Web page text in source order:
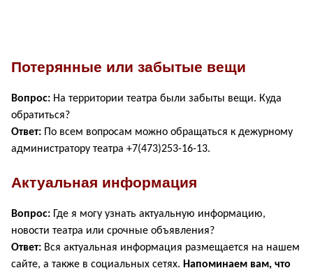
Потерянные или забытые вещи
Вопрос: На территории театра были забыты вещи. Куда
обратиться?
Ответ: По всем вопросам можно обращаться к дежурному
администратору театра +7(473)253-16-13.
Актуальная информация
Вопрос: Где я могу узнать актуальную информацию,
новости театра или срочные объявления?
Ответ: Вся актуальная информация размещается на нашем
сайте, а также в социальных сетях. Напоминаем вам, что